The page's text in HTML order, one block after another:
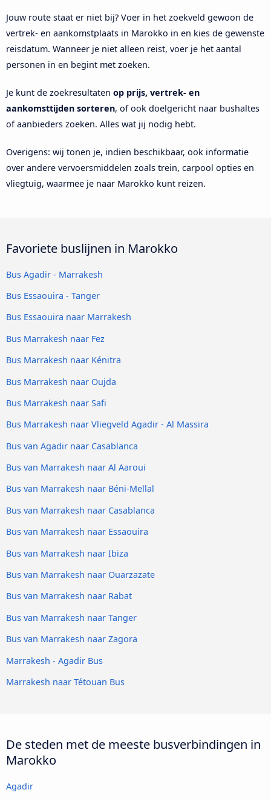
Jouw route staat er niet bij? Voer in het zoekveld gewoon de
vertrek- en aankomstplaats in Marokko in en kies de gewenste
reisdatum. Wanneer je niet alleen reist, voer je het aantal
personen in en begint met zoeken.
Je kunt de zoekresultaten op prijs, vertrek- en
aankomsttijden sorteren, of ook doelgericht naar bushaltes
of aanbieders zoeken. Alles wat jij nodig hebt.
Overigens: wij tonen je, indien beschikbaar, ook informatie
over andere vervoersmiddelen zoals trein, carpool opties en
vliegtuig, waarmee je naar Marokko kunt reizen.
Favoriete buslijnen in Marokko
Bus Agadir - Marrakesh
Bus Essaouira - Tanger
Bus Essaouira naar Marrakesh
Bus Marrakesh naar Fez
Bus Marrakesh naar Kénitra
Bus Marrakesh naar Oujda
Bus Marrakesh naar Safi
Bus Marrakesh naar Vliegveld Agadir - Al Massira
Bus van Agadir naar Casablanca
Bus van Marrakesh naar Al Aaroui
Bus van Marrakesh naar Béni-Mellal
Bus van Marrakesh naar Casablanca
Bus van Marrakesh naar Essaouira
Bus van Marrakesh naar Ibiza
Bus van Marrakesh naar Ouarzazate
Bus van Marrakesh naar Rabat
Bus van Marrakesh naar Tanger
Bus van Marrakesh naar Zagora
Marrakesh - Agadir Bus
Marrakesh naar Tétouan Bus
De steden met de meeste busverbindingen in
Marokko
Agadir